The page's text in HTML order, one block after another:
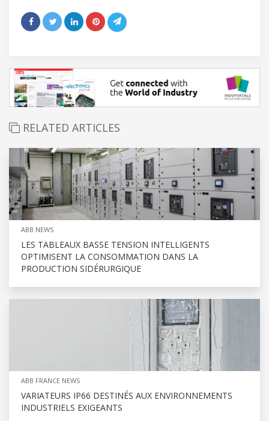
RELATED ARTICLES
ABB NEWS
LES TABLEAUX BASSE TENSION INTELLIGENTS
OPTIMISENT LA CONSOMMATION DANS LA
PRODUCTION SIDÉRURGIQUE
ABB FRANCE NEWS
VARIATEURS IP66 DESTINÉS AUX ENVIRONNEMENTS
INDUSTRIELS EXIGEANTS